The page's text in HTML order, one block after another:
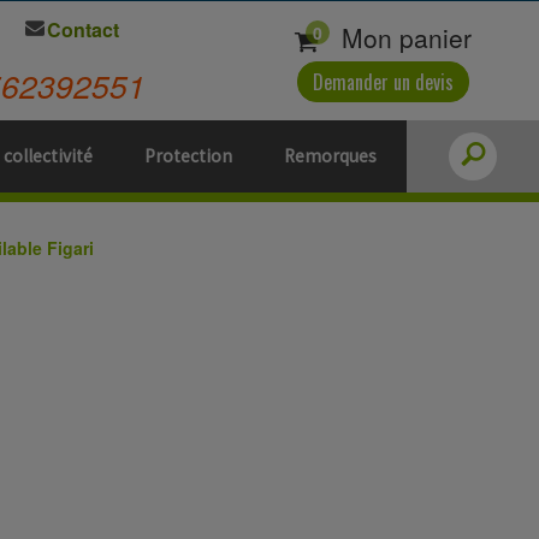
collectivité Protection Remorques
Contact 0 Mon panier
Demander un devis
Figari